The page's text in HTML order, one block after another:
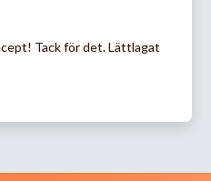
Tack för det. Lättlagat